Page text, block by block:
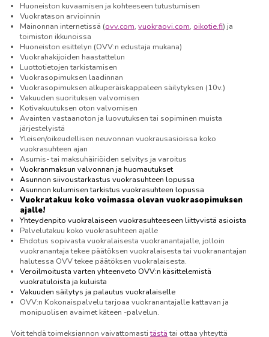
Huoneiston kuvaamisen ja kohteeseen tutustumisen
Vuokratason arvioinnin
Mainonnan internetissä (ovv.com,vuokraovi.com, oikotie.fi) ja
toimiston ikkunoissa
Huoneiston esittelyn (OVV:n edustaja mukana)
Vuokrahakijoiden haastattelun
Luottotietojen tarkistamisen
Vuokrasopimuksen laadinnan
Vuokrasopimuksen alkuperäiskappaleen säilytyksen (10v.)
Vakuuden suorituksen valvomisen
Kotivakuutuksen oton valvomisen
Avainten vastaanoton ja luovutuksen tai sopiminen muista
järjestelyistä
Yleisen/oikeudellisen neuvonnan vuokrausasioissa koko
vuokrasuhteen ajan
Asumis- tai maksuhäiriöiden selvitys ja varoitus
Vuokranmaksun valvonnan ja huomautukset
Asunnon siivoustarkastus vuokrasuhteen lopussa
Asunnon kulumisen tarkistus vuokrasuhteen lopussa
Vuokratakuu koko voimassa olevan vuokrasopimuksen
ajalle!
Yhteydenpito vuokralaiseen vuokrasuhteeseen liittyvistä asioista
Palvelutakuu koko vuokrasuhteen ajalle
Ehdotus sopivasta vuokralaisesta vuokranantajalle, jolloin
vuokranantaja tekee päätöksen vuokralaisesta tai vuokranantajan
halutessa OVV tekee päätöksen vuokralaisesta.
Veroilmoitusta varten yhteenveto OVV:n käsittelemistä
vuokratuloista ja kuluista
Vakuuden säilytys ja palautus vuokralaiselle
OVV:n Kokonaispalvelu tarjoaa vuokranantajalle kattavan ja
monipuolisen avaimet käteen -palvelun.
Voit tehdä toimeksiannon vaivattomastitästätai ottaa yhteyttä